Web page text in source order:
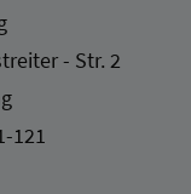
- Str. 2
121